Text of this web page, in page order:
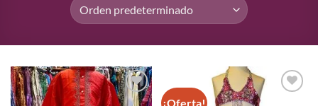
Añadir
¡Oferta!